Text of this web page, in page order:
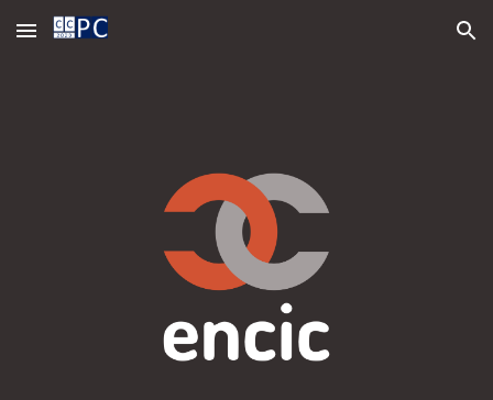
Skip to main content Skip to navigation